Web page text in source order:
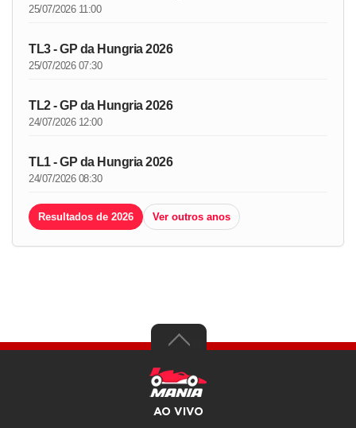
25/07/2026 11:00
TL3 - GP da Hungria 2026
25/07/2026 07:30
TL2 - GP da Hungria 2026
24/07/2026 12:00
TL1 - GP da Hungria 2026
24/07/2026 08:30
Resultados de 2026 Ver outros anos
AO VIVO